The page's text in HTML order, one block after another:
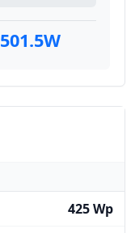
501.5W
425 Wp